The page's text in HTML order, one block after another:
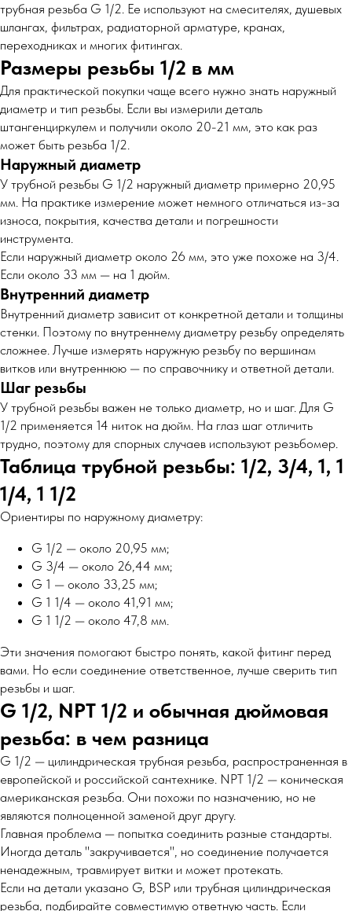
трубная резьба G 1/2. Ее используют на смесителях, душевых
шлангах, фильтрах, радиаторной арматуре, кранах,
переходниках и многих фитингах.
Размеры резьбы 1/2 в мм
Для практической покупки чаще всего нужно знать наружный
диаметр и тип резьбы. Если вы измерили деталь
штангенциркулем и получили около 20-21 мм, это как раз
может быть резьба 1/2.
Наружный диаметр
У трубной резьбы G 1/2 наружный диаметр примерно 20,95
мм. На практике измерение может немного отличаться из-за
износа, покрытия, качества детали и погрешности
инструмента.
Если наружный диаметр около 26 мм, это уже похоже на 3/4.
Если около 33 мм — на 1 дюйм.
Внутренний диаметр
Внутренний диаметр зависит от конкретной детали и толщины
стенки. Поэтому по внутреннему диаметру резьбу определять
сложнее. Лучше измерять наружную резьбу по вершинам
витков или внутреннюю — по справочнику и ответной детали.
Шаг резьбы
У трубной резьбы важен не только диаметр, но и шаг. Для G
1/2 применяется 14 ниток на дюйм. На глаз шаг отличить
трудно, поэтому для спорных случаев используют резьбомер.
Таблица трубной резьбы: 1/2, 3/4, 1, 1
1/4, 1 1/2
Ориентиры по наружному диаметру:
G 1/2 — около 20,95 мм;
G 3/4 — около 26,44 мм;
G 1 — около 33,25 мм;
G 1 1/4 — около 41,91 мм;
G 1 1/2 — около 47,8 мм.
Эти значения помогают быстро понять, какой фитинг перед
вами. Но если соединение ответственное, лучше сверить тип
резьбы и шаг.
G 1/2, NPT 1/2 и обычная дюймовая
резьба: в чем разница
G 1/2 — цилиндрическая трубная резьба, распространенная в
европейской и российской сантехнике. NPT 1/2 — коническая
американская резьба. Они похожи по назначению, но не
являются полноценной заменой друг другу.
Главная проблема — попытка соединить разные стандарты.
Иногда деталь "закручивается", но соединение получается
ненадежным, травмирует витки и может протекать.
Если на детали указано G, BSP или трубная цилиндрическая
резьба, подбирайте совместимую ответную часть. Если